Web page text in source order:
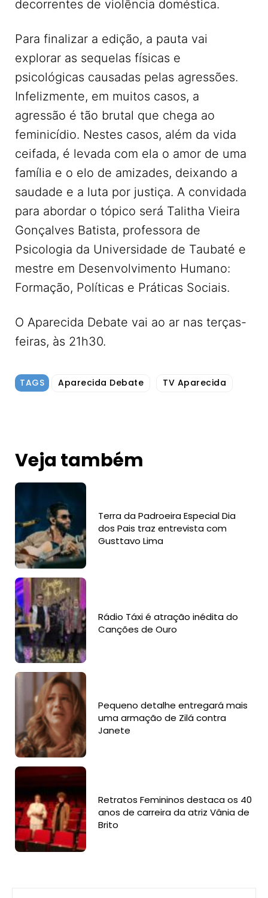
decorrentes de violência doméstica.
Para finalizar a edição, a pauta vai
explorar as sequelas físicas e
psicológicas causadas pelas agressões.
Infelizmente, em muitos casos, a
agressão é tão brutal que chega ao
feminicídio. Nestes casos, além da vida
ceifada, é levada com ela o amor de uma
família e o elo de amizades, deixando a
saudade e a luta por justiça. A convidada
para abordar o tópico será Talitha Vieira
Gonçalves Batista, professora de
Psicologia da Universidade de Taubaté e
mestre em Desenvolvimento Humano:
Formação, Políticas e Práticas Sociais.
O Aparecida Debate vai ao ar nas terças-
feiras, às 21h30.
TAGS Aparecida Debate TV Aparecida
Veja também
Terra da Padroeira Especial Dia
dos Pais traz entrevista com
Gusttavo Lima
Rádio Táxi é atração inédita do
Canções de Ouro
Pequeno detalhe entregará mais
uma armação de Zilá contra
Janete
Retratos Femininos destaca os 40
anos de carreira da atriz Vânia de
Brito